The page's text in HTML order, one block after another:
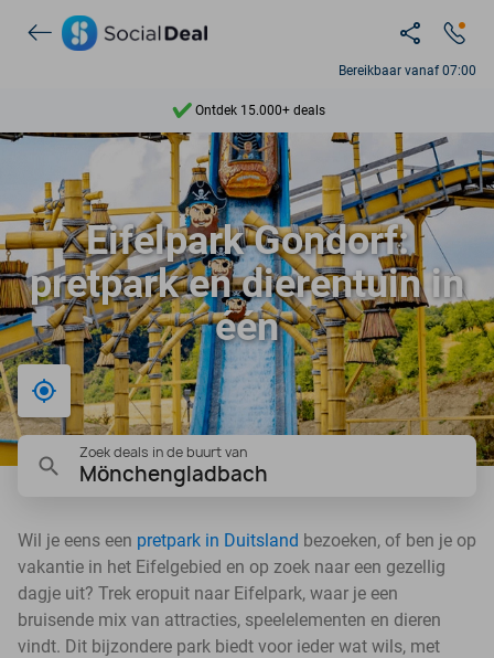
Bereikbaar vanaf 07:00
Ontdek 15.000+ deals
7 dagen per week beschikbaar
10+ miljoen leden
9,4
Ontdek 15.000+ deals
Eifelpark Gondorf:
pretpark en dierentuin in
één
Bij mij in de buurt
Zoek deals in de buurt van
Mönchengladbach
Wil je eens een pretpark in Duitsland bezoeken, of ben je op
vakantie in het Eifelgebied en op zoek naar een gezellig
dagje uit? Trek eropuit naar Eifelpark, waar je een
bruisende mix van attracties, speelelementen en dieren
vindt. Dit bijzondere park biedt voor ieder wat wils, met